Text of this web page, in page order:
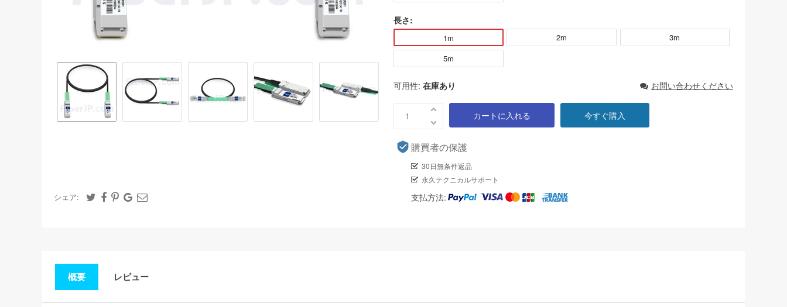
シェア:
長さ:
1m 2m
3m
5m
可用性: 在庫あり お問い合わせください
カートに入れる 今すぐ購入
購買者の保護
30日無条件返品
永久テクニカルサポート
支払方法:
概要 レビュー